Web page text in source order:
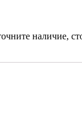
наличие,